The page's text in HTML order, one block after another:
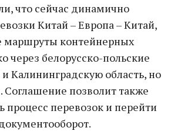
что сейчас динамично
Китай – Европа – Китай,
контейнерных
через белорусско-польские
Калининградскую область, но
Соглашение позволит также
процесс перевозок и перейти